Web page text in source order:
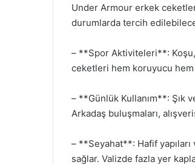
Under Armour erkek
durumlarda tercih
– **Spor Aktiviteleri**:
ceketleri hem koruyucu
– **Günlük Kullanım**: Şık
Arkadaş buluşmaları,
– **Seyahat**: Hafif
sağlar. Valizde fazla yer